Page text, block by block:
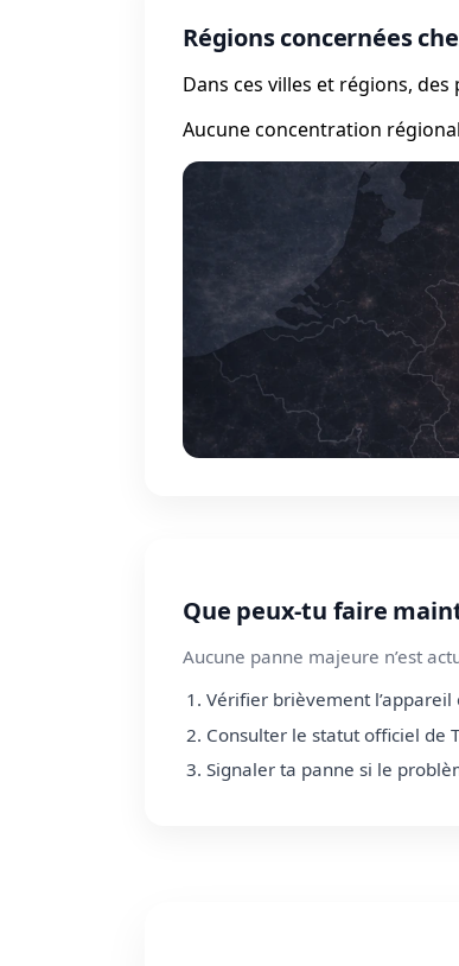
Régions concernées
Dans ces villes et régions,
Aucune concentration
Que peux-tu faire
Aucune panne majeure n’est
Vérifier brièvement
Consulter le statut officiel de
Signaler ta panne si le